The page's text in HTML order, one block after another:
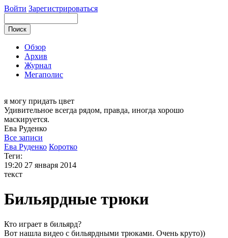
Войти Зарегистрироваться
Обзор
Архив
Журнал
Мегаполис
я могу придать цвет
Удивительное всегда рядом, правда, иногда хорошо
маскируется.
Ева Руденко
Все записи
Ева Руденко Коротко
Теги:
19:20 27 января 2014
текст
Бильярдные трюки
Кто играет в бильярд?
Вот нашла видео с бильярдными трюками. Очень круто))